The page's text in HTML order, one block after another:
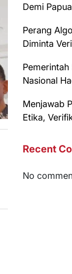
Demi
Perang
Diminta
Nasional
Menjawab
Etika,
Recent
No